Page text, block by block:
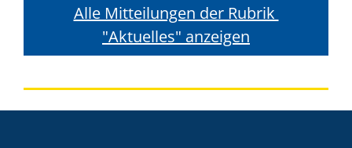
Alle Mitteilungen der Rubrik
"Aktuelles" anzeigen